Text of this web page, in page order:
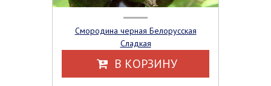
Смородина черная Белорусская
Сладкая
В КОРЗИНУ